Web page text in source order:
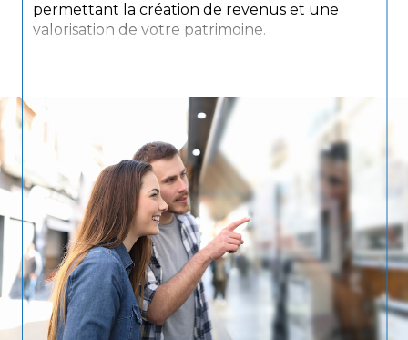
permettant la création de revenus et une
valorisation de votre patrimoine.